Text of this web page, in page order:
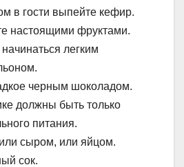
в гости выпейте кефир.
настоящими фруктами.
легким
черным шоколадом.
должны быть только
питания.
сыром, или яйцом.
сок.